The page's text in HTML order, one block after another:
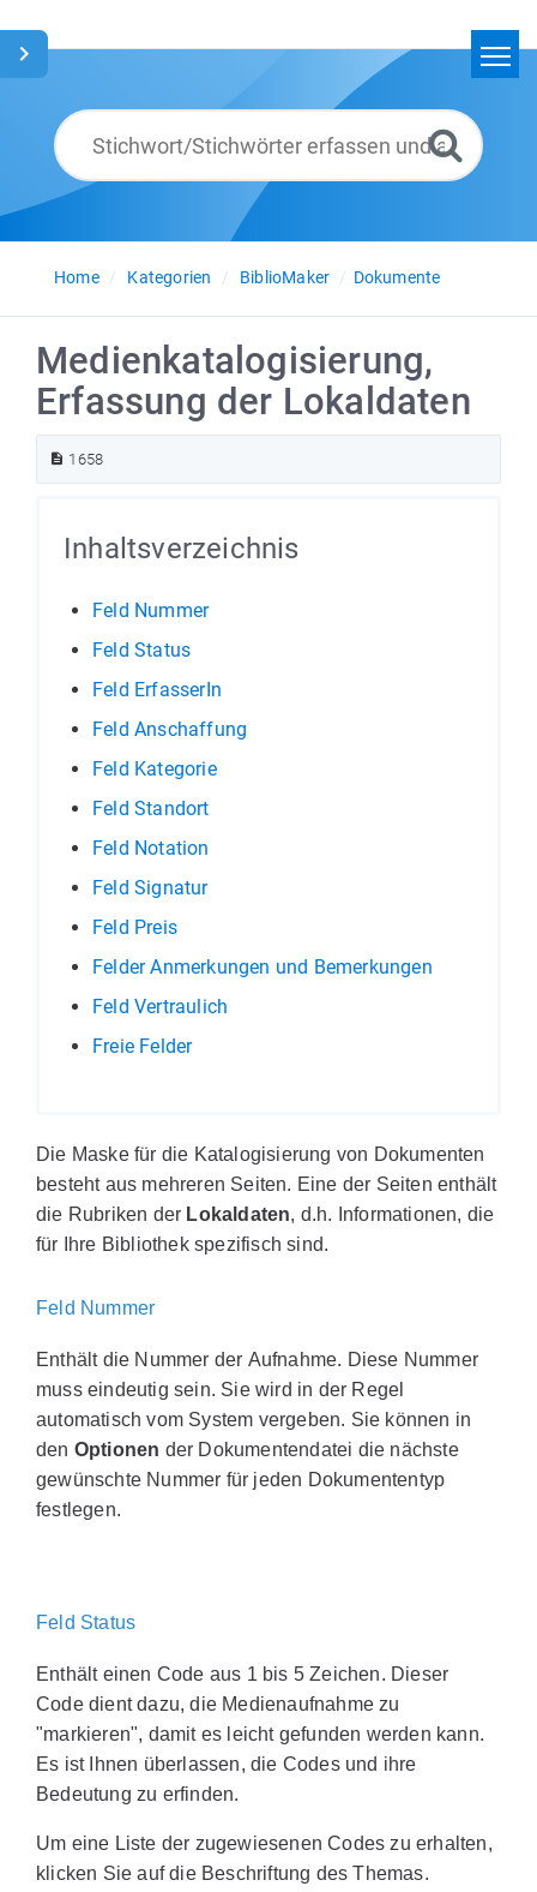
Glossar
Deutsch
Home
Kategorien BiblioMaker Dokumente
Medienkatalogisierung,
Erfassung der Lokaldaten
1658
Inhaltsverzeichnis
Feld Nummer
Feld Status
Feld ErfasserIn
Feld Anschaffung
Feld Kategorie
Feld Standort
Feld Notation
Feld Signatur
Feld Preis
Felder Anmerkungen und Bemerkungen
Feld Vertraulich
Freie Felder
Die Maske für die Katalogisierung von Dokumenten
besteht aus mehreren Seiten. Eine der Seiten enthält
die Rubriken der Lokaldaten, d.h. Informationen, die
für Ihre Bibliothek spezifisch sind.
Feld Nummer
Enthält die Nummer der Aufnahme. Diese Nummer
muss eindeutig sein. Sie wird in der Regel
automatisch vom System vergeben. Sie können in
den Optionen der Dokumentendatei die nächste
gewünschte Nummer für jeden Dokumententyp
festlegen.
Feld Status
Enthält einen Code aus 1 bis 5 Zeichen. Dieser
Code dient dazu, die Medienaufnahme zu
"markieren", damit es leicht gefunden werden kann.
Es ist Ihnen überlassen, die Codes und ihre
Bedeutung zu erfinden.
Um eine Liste der zugewiesenen Codes zu erhalten,
klicken Sie auf die Beschriftung des Themas.